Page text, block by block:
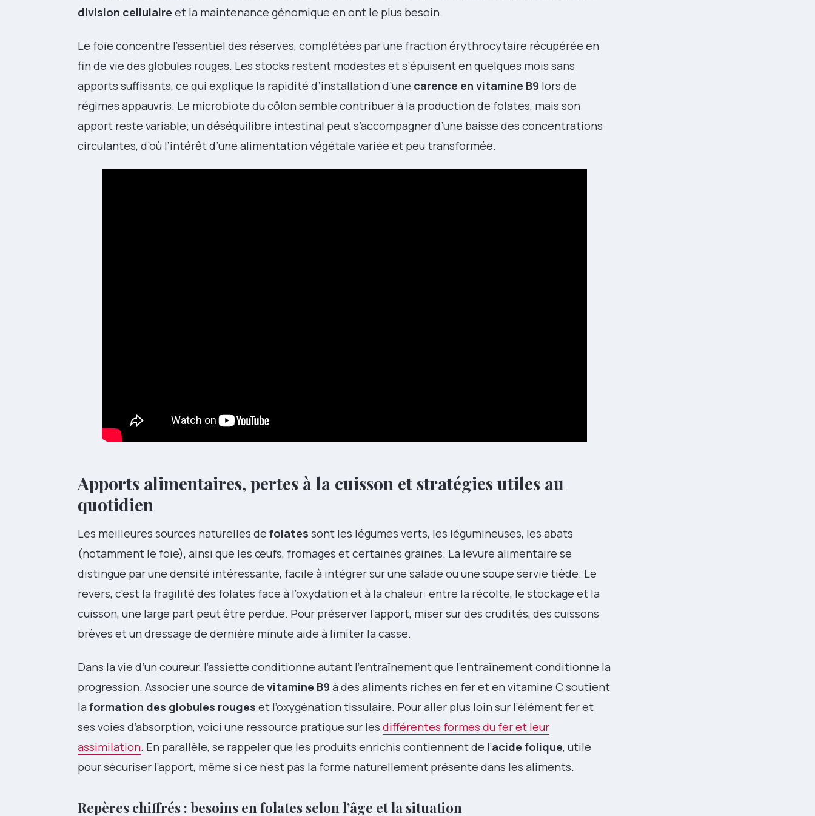
division cellulaire et la maintenance génomique en ont le plus besoin.
Le foie concentre l’essentiel des réserves, complétées par une fraction érythrocytaire récupérée en
fin de vie des globules rouges. Les stocks restent modestes et s’épuisent en quelques mois sans
apports suffisants, ce qui explique la rapidité d’installation d’une carence en vitamine B9 lors de
régimes appauvris. Le microbiote du côlon semble contribuer à la production de folates, mais son
apport reste variable; un déséquilibre intestinal peut s’accompagner d’une baisse des concentrations
circulantes, d’où l’intérêt d’une alimentation végétale variée et peu transformée.
Apports alimentaires, pertes à la cuisson et stratégies utiles au
quotidien
Les meilleures sources naturelles de folates sont les légumes verts, les légumineuses, les abats
(notamment le foie), ainsi que les œufs, fromages et certaines graines. La levure alimentaire se
distingue par une densité intéressante, facile à intégrer sur une salade ou une soupe servie tiède. Le
revers, c’est la fragilité des folates face à l’oxydation et à la chaleur: entre la récolte, le stockage et la
cuisson, une large part peut être perdue. Pour préserver l’apport, miser sur des crudités, des cuissons
brèves et un dressage de dernière minute aide à limiter la casse.
Dans la vie d’un coureur, l’assiette conditionne autant l’entraînement que l’entraînement conditionne la
progression. Associer une source de vitamine B9 à des aliments riches en fer et en vitamine C soutient
la formation des globules rouges et l’oxygénation tissulaire. Pour aller plus loin sur l’élément fer et
ses voies d’absorption, voici une ressource pratique sur les différentes formes du fer et leur
assimilation. En parallèle, se rappeler que les produits enrichis contiennent de l’acide folique, utile
pour sécuriser l’apport, même si ce n’est pas la forme naturellement présente dans les aliments.
Repères chiffrés : besoins en folates selon l’âge et la situation